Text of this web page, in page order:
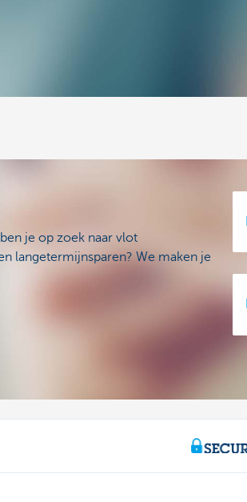
je op zoek naar vlot
langetermijnsparen? We maken je